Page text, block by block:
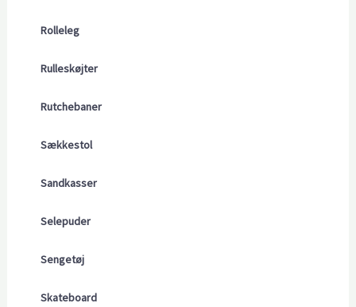
Rolleleg
Rulleskøjter
Rutchebaner
Sækkestol
Sandkasser
Selepuder
Sengetøj
Skateboard